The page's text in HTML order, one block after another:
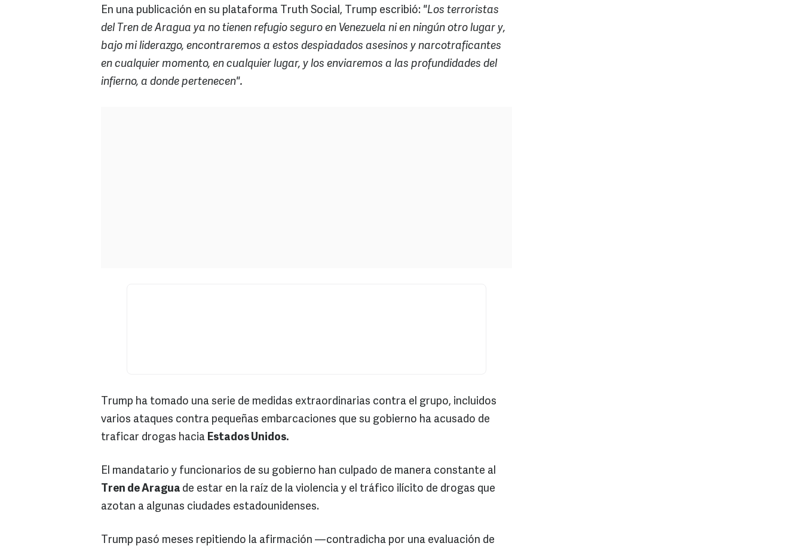
En una publicación en su plataforma Truth Social, Trump escribió: "Los terroristas
del Tren de Aragua ya no tienen refugio seguro en Venezuela ni en ningún otro lugar y,
bajo mi liderazgo, encontraremos a estos despiadados asesinos y narcotraficantes
en cualquier momento, en cualquier lugar, y los enviaremos a las profundidades del
infierno, a donde pertenecen".
Trump ha tomado una serie de medidas extraordinarias contra el grupo, incluidos
varios ataques contra pequeñas embarcaciones que su gobierno ha acusado de
traficar drogas hacia Estados Unidos.
El mandatario y funcionarios de su gobierno han culpado de manera constante al
Tren de Aragua de estar en la raíz de la violencia y el tráfico ilícito de drogas que
azotan a algunas ciudades estadounidenses.
Trump pasó meses repitiendo la afirmación —contradicha por una evaluación de